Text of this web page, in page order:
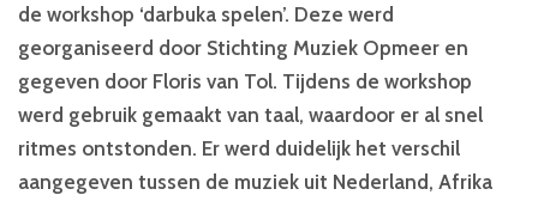
de workshop ‘darbuka spelen’. Deze werd
georganiseerd door Stichting Muziek Opmeer en
gegeven door Floris van Tol. Tijdens de workshop
werd gebruik gemaakt van taal, waardoor er al snel
ritmes ontstonden. Er werd duidelijk het verschil
aangegeven tussen de muziek uit Nederland, Afrika